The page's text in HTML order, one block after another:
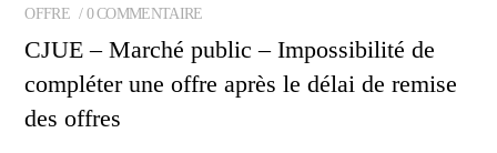
OFFRE
0 COMMENTAIRE
CJUE – Marché public – Impossibilité de
compléter une offre après le délai de remise
des offres